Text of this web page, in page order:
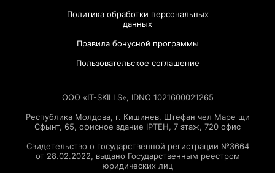
Политика обработки персональных
данных
Правила бонусной программы
Пользовательское соглашение
ООО «IT-SKILLS», IDNO 1021600021265
Республика Молдова, г. Кишинев, Штефан чел Маре щи
Сфынт, 65, офисное здание IPTEH, 7 этаж, 720 офис
Свидетельство о государственной регистрации №3664
от 28.02.2022, выдано Государственным реестром
юридических лиц